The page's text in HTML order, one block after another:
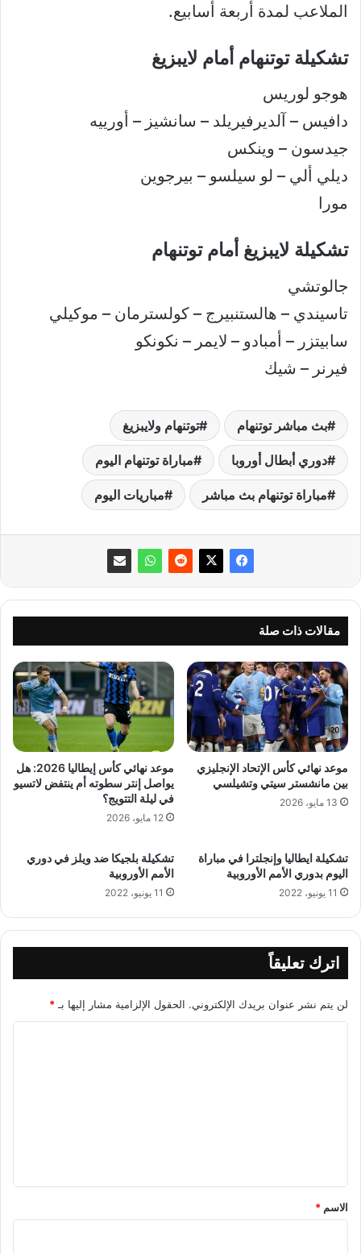
الملاعب لمدة أربعة أسابيع.
تشكيلة توتنهام أمام لايبزيغ
هوجو لوريس
دافيس – آلديرفيريلد – سانشيز – أورييه
جيدسون – وينكس
ديلي ألي – لو سيلسو – بيرجوين
مورا
تشكيلة لايبزيغ أمام توتنهام
جالوتشي
تاسيندي – هالستنبيرج – كولسترمان – موكيلي
سابيتزر – أمبادو – لايمر – نكونكو
فيرنر – شيك
بث مباشر توتنهام توتنهام ولايبزيغ
دوري أبطال أوروبا مباراة توتنهام اليوم
مباراة توتنهام بث مباشر مباريات اليوم
مقالات ذات صلة
موعد نهائي كأس الإتحاد الإنجليزي
بين مانشستر سيتي وتشيلسي
13 مايو، 2026
موعد نهائي كأس إيطاليا 2026: هل
يواصل إنتر سطوته أم ينتفض لاتسيو
في ليلة التتويج؟
12 مايو، 2026
تشكيلة ايطاليا وإنجلترا في مباراة
اليوم بدوري الأمم الأوروبية
11 يونيو، 2022
تشكيلة بلجيكا ضد ويلز في دوري
الأمم الأوروبية
11 يونيو، 2022
اترك تعليقاً
لن يتم نشر عنوان بريدك الإلكتروني. الحقول الإلزامية مشار إليها بـ*
*
الاسم *